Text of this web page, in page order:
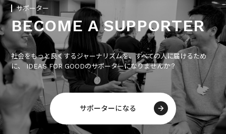
サポーター
BECOME A SUPPORTER
社会をもっと良くするジャーナリズムを、すべての人に届けるため
に、 IDEAS FOR GOODのサポーターになりませんか？
サポーターになる